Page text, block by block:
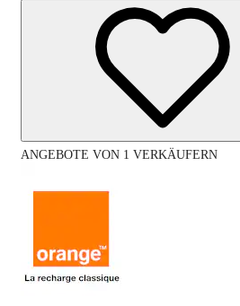
ANGEBOTE VON 1 VERKÄUFERN